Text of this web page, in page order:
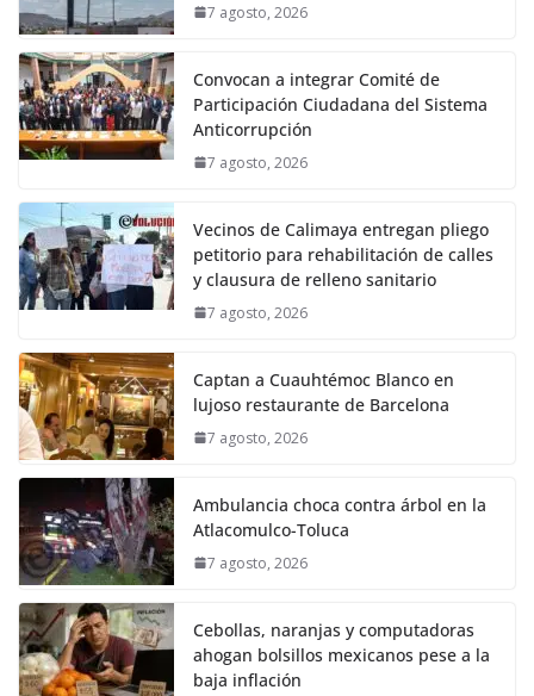
7 agosto, 2026
Convocan a integrar Comité de
Participación Ciudadana del Sistema
Anticorrupción
7 agosto, 2026
Vecinos de Calimaya entregan pliego
petitorio para rehabilitación de calles
y clausura de relleno sanitario
7 agosto, 2026
Captan a Cuauhtémoc Blanco en
lujoso restaurante de Barcelona
7 agosto, 2026
Ambulancia choca contra árbol en la
Atlacomulco-Toluca
7 agosto, 2026
Cebollas, naranjas y computadoras
ahogan bolsillos mexicanos pese a la
baja inflación